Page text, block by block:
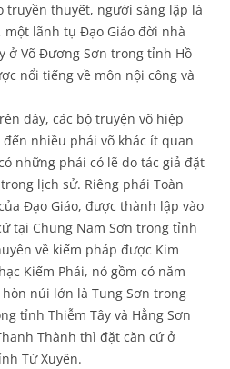
truyền thuyết, người sáng lập là
một lãnh tụ Đạo Giáo đời nhà
ở Võ Đương Sơn trong tỉnh Hồ
nổi tiếng về môn nội công và
đây, các bộ truyện võ hiệp
nhiều phái võ khác ít quan
những phái có lẽ do tác giả đặt
lịch sử. Riêng phái Toàn
Đạo Giáo, được thành lập vào
tại Chung Nam Sơn trong tỉnh
về kiếm pháp được Kim
Kiếm Phái, nó gồm có năm
núi lớn là Tung Sơn trong
tỉnh Thiễm Tây và Hằng Sơn
Thành thì đặt căn cứ ở
Tứ Xuyên.